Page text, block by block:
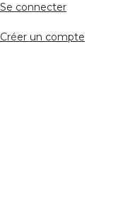
Se connecter
Créer un compte